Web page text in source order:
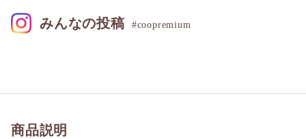
商品説明
みんなの投稿 #coopremium